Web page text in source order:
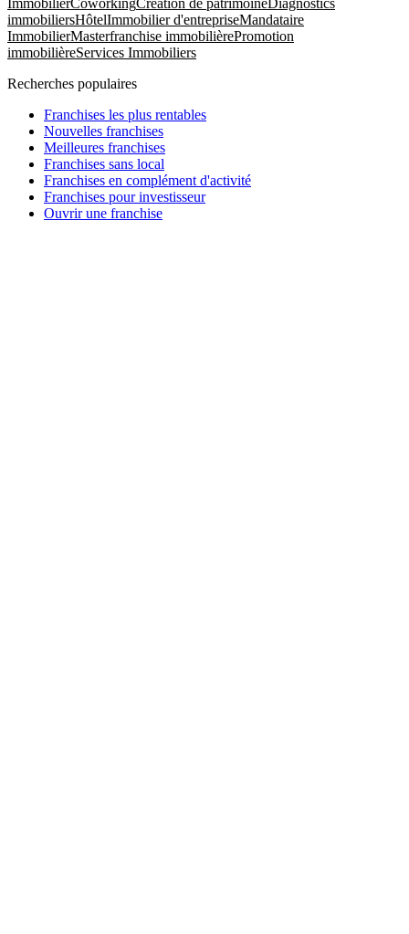
ImmobilierCoworkingCréation de patrimoine Diagnostics
immobiliersHôtelImmobilier d'entrepriseMandataire
ImmobilierMasterfranchise immobilièrePromotion
immobilièreServices Immobiliers
Recherches populaires
Franchises les plus rentables
Nouvelles franchises
Meilleures franchises
Franchises sans local
Franchises en complément d'activité
Franchises pour investisseur
Ouvrir une franchise